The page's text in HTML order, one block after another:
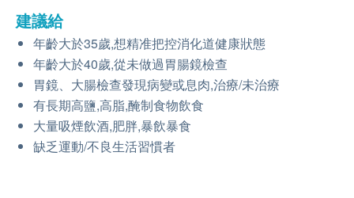
建議給
年齡大於35歲,想精准把控消化道健康狀態
年齡大於40歲,從未做過胃腸鏡檢查
胃鏡、大腸檢查發現病變或息肉,治療/未治療
有長期高鹽,高脂,醃制食物飲食
大量吸煙飲酒,肥胖,暴飲暴食
缺乏運動/不良生活習慣者